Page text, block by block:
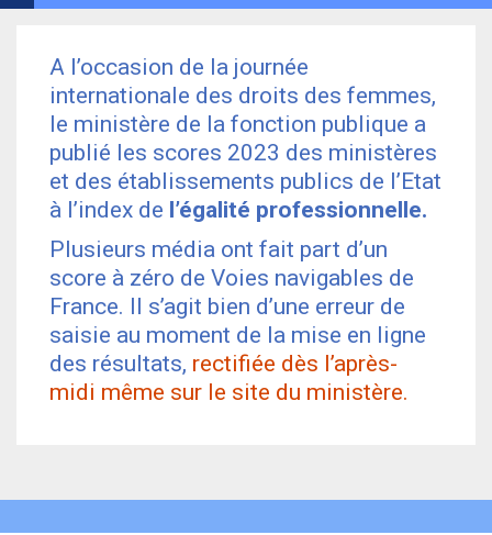
A l’occasion de la journée
internationale des droits des femmes,
le ministère de la fonction publique a
publié les scores 2023 des ministères
et des établissements publics de l’Etat
à l’index de l’égalité professionnelle.
Plusieurs média ont fait part d’un
score à zéro de Voies navigables de
France. Il s’agit bien d’une erreur de
saisie au moment de la mise en ligne
des résultats, rectifiée dès l’après-
midi même sur le site du ministère.